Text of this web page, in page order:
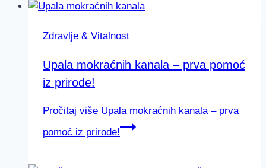
Zdravlje & Vitalnost
Upala mokraćnih kanala – prva pomoć
iz prirode!
Pročitaj više Upala mokraćnih kanala – prva
pomoć iz prirode!